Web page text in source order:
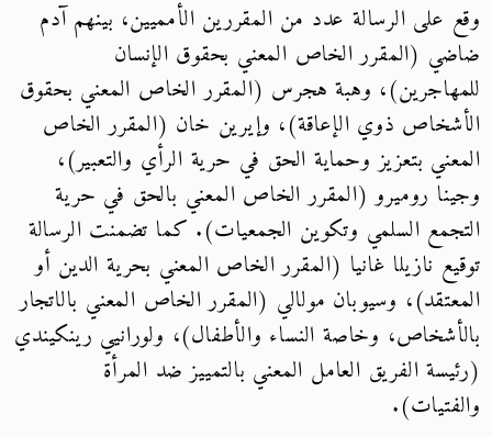
وقع على الرسالة عدد من المقررين الأمميين، بينهم آدم
ضاضي (المقرر الخاص المعني بحقوق الإنسان
للمهاجرين)، وهبة هجرس (المقرر الخاص المعني بحقوق
الأشخاص ذوي الإعاقة)، وإيرين خان (المقرر الخاص
المعني بتعزيز وحماية الحق في حرية الرأي والتعبير)،
وجينا روميرو (المقرر الخاص المعني بالحق في حرية
التجمع السلمي وتكوين الجمعيات). كما تضمنت الرسالة
توقيع نازيلا غانيا (المقرر الخاص المعني بحرية الدين أو
المعتقد)، وسيوبان مولالي (المقرر الخاص المعني بالاتجار
بالأشخاص، وخاصة النساء والأطفال)، ولورانيي رينكيندي
(رئيسة الفريق العامل المعني بالتمييز ضد المرأة
والفتيات).